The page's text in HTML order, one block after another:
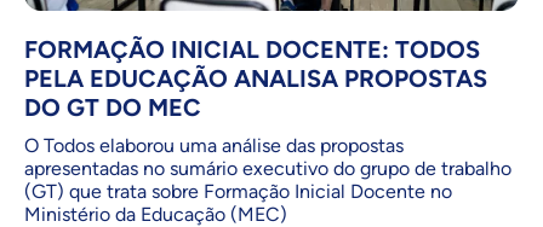
FORMAÇÃO INICIAL DOCENTE: TODOS
PELA EDUCAÇÃO ANALISA PROPOSTAS
DO GT DO MEC
O Todos elaborou uma análise das propostas
apresentadas no sumário executivo do grupo de trabalho
(GT) que trata sobre Formação Inicial Docente no
Ministério da Educação (MEC)